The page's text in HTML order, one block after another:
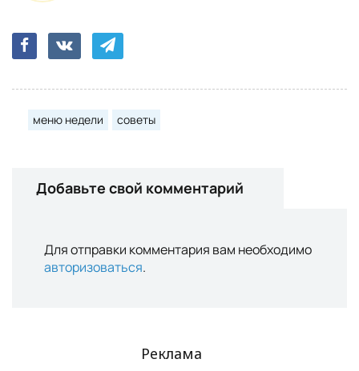
меню недели советы
Добавьте свой комментарий
Для отправки комментария вам необходимо
авторизоваться.
Реклама